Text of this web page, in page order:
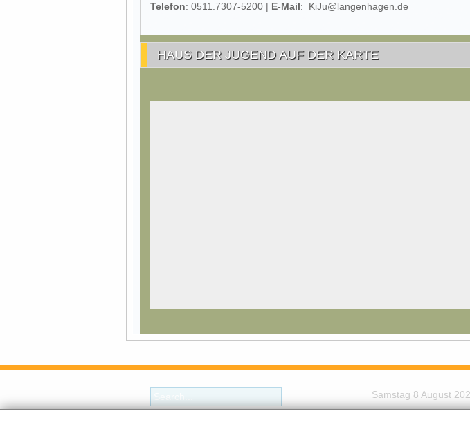
Telefon: 0511.7307-5200 | E-Mail: KiJu@langenhagen.de
HAUS DER JUGEND AUF DER KARTE
Samstag 8 August